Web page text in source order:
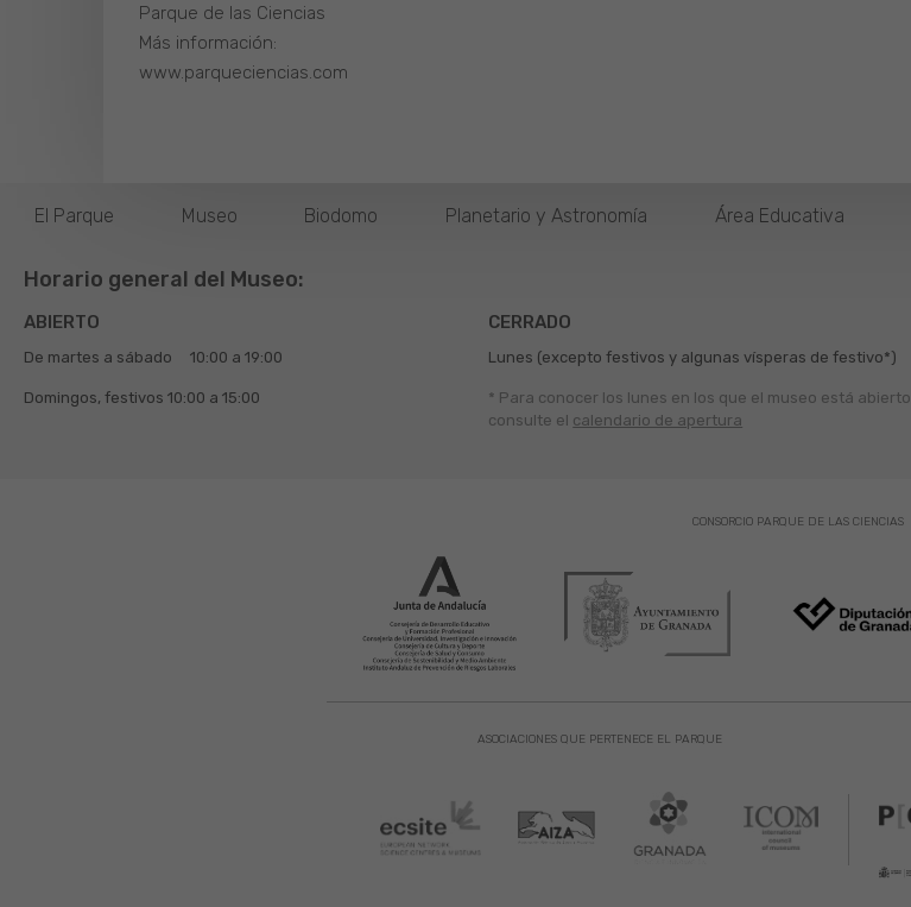
Parque de las Ciencias
Más información:
www.parqueciencias.com
El Parque Museo Biodomo Planetario y Astronomía Área Educativa
Horario general del Museo:
ABIERTO
De martes a sábado 10:00 a 19:00
Domingos, festivos 10:00 a 15:00
CERRADO
Lunes (excepto festivos y algunas vísperas de festivo*)
* Para conocer los lunes en los que el museo está abierto
consulte el calendario de apertura
ASOCIACIONES QUE PERTENECE EL PARQUE
CONSORCIO PARQUE DE LAS CIENCIAS